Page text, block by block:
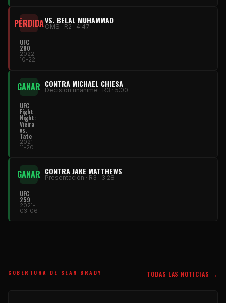
PÉRDIDAVS. BELAL MUHAMMAD
OMS · R2 · 4:47
UFC
280
2022-
10-22
GANAR CONTRA MICHAEL CHIESA
Decisión unánime · R3 · 5:00
UFC
Fight
Night:
Vieira
vs.
Tate
2021-
11-20
GANAR CONTRA JAKE MATTHEWS
Presentación · R3 · 3:28
UFC
259
2021-
03-06
COBERTURA DE SEAN BRADY TODAS LAS NOTICIAS →